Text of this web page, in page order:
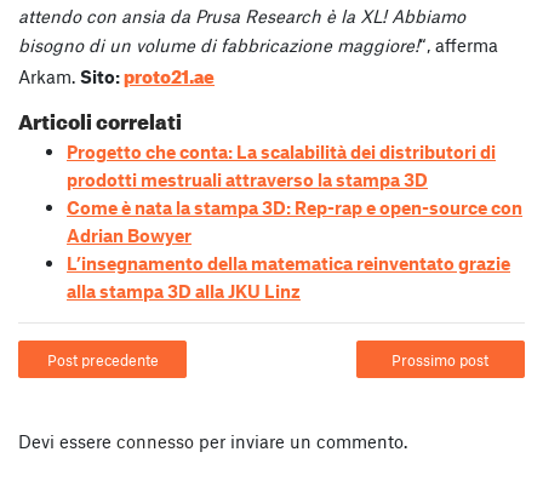
attendo con ansia da Prusa Research è la XL! Abbiamo
bisogno di un volume di fabbricazione maggiore!“, afferma
Arkam. Sito:proto21.ae
Articoli correlati
Progetto che conta: La scalabilità dei distributori di
prodotti mestruali attraverso la stampa 3D
Come è nata la stampa 3D: Rep-rap e open-source con
Adrian Bowyer
L’insegnamento della matematica reinventato grazie
alla stampa 3D alla JKU Linz
Post precedente Prossimo post
Devi essere connesso per inviare un commento.